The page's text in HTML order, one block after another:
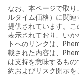
なお、本ページで取
ルタイム価格）に関
提供されています。
表示されており、い
トへのリンクは、
載された内容は、
は支持を意味するも
約およびリスク開示を